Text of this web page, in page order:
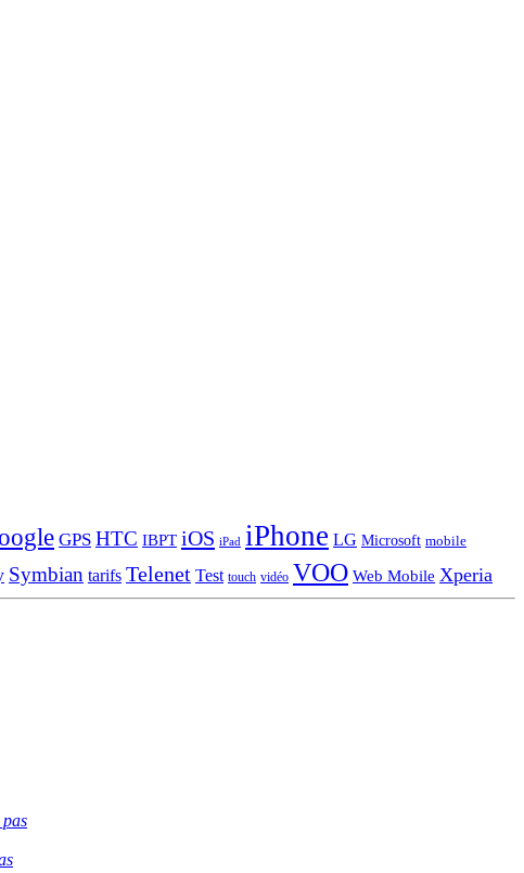
GPS HTC IBPT iOS iPad iPhone LG Microsoft mobile
Symbian tarifs Telenet Test touch vidéo VOO Web Mobile Xperia